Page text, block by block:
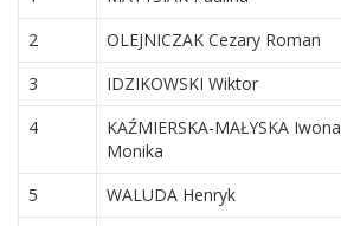
2
OLEJNICZAK Cezary Roman
3
IDZIKOWSKI Wiktor
4
KAŹMIERSKA-MAŁYSKA Iwona
Monika
5 WALUDA Henryk